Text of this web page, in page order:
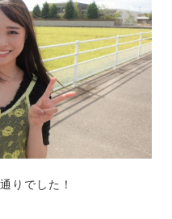
りでした！